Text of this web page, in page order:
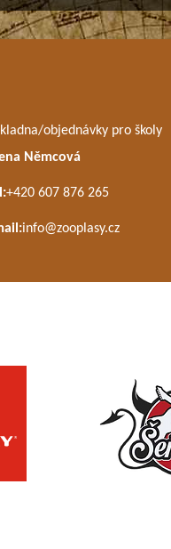
objednávky pro školy
Němcová
+420 607 876 265
info@zooplasy.cz